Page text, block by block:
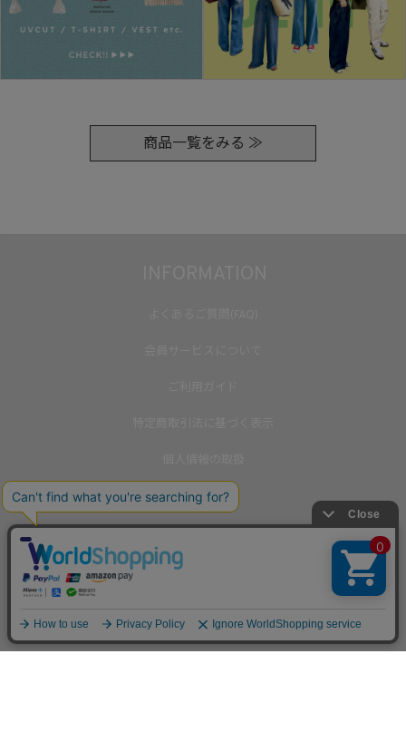
商品一覧をみる ≫
お問い合わせ
International Shipping(English)